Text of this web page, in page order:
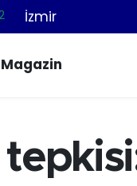
İzmir
Magazin